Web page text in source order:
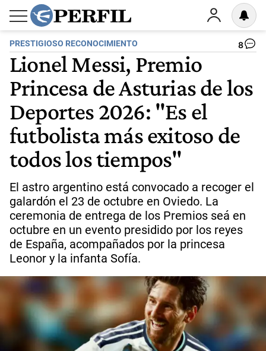
PRESTIGIOSO RECONOCIMIENTO 8
Lionel Messi, Premio
Princesa de Asturias de los
Deportes 2026: "Es el
futbolista más exitoso de
todos los tiempos"
El astro argentino está convocado a recoger el
galardón el 23 de octubre en Oviedo. La
ceremonia de entrega de los Premios seá en
octubre en un evento presidido por los reyes
de España, acompañados por la princesa
Leonor y la infanta Sofía.